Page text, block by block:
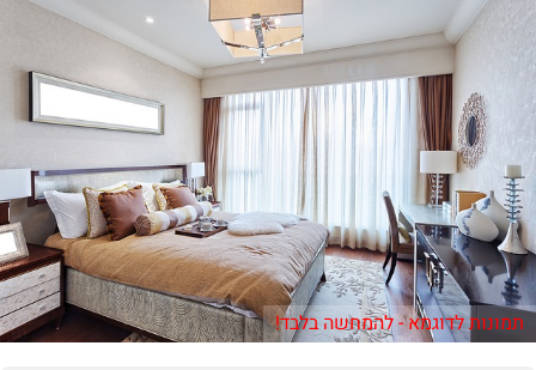
תמונות לדוגמא - להמחשה בלבד!